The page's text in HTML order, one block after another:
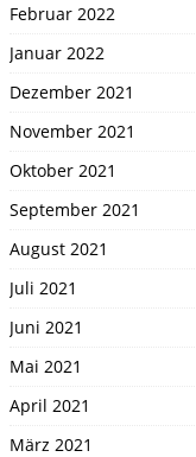
Februar 2022
Januar 2022
Dezember 2021
November 2021
Oktober 2021
September 2021
August 2021
Juli 2021
Juni 2021
Mai 2021
April 2021
März 2021